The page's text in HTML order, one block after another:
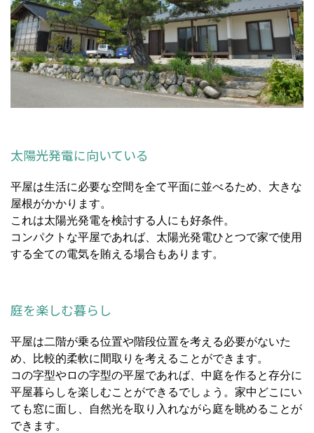
太陽光発電に向いている
平屋は生活に必要な空間を全て平面に並べるため、大きな
屋根がかかります。
これは太陽光発電を検討する人にも好条件。
コンパクトな平屋であれば、太陽光発電ひとつで家で使用
する全ての電気を賄える場合もあります。
庭を楽しむ暮らし
平屋は二階が乗る位置や階段位置を考える必要がないた
め、比較的柔軟に間取りを考えることができます。
コの字型やロの字型の平屋であれば、中庭を作ると存分に
平屋暮らしを楽しむことができるでしょう。家中どこにい
ても窓に面し、自然光を取り入れながら庭を眺めることが
できます。